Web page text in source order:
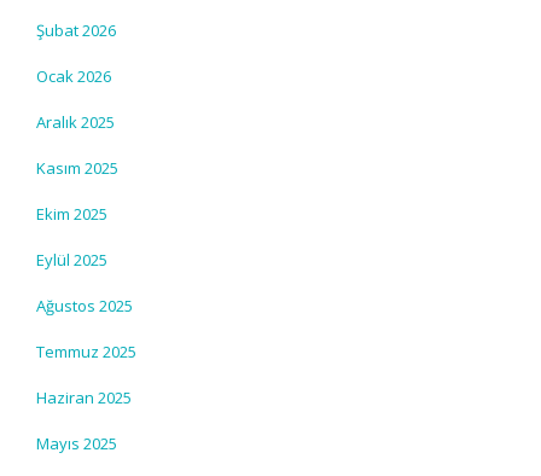
Şubat 2026
Ocak 2026
Aralık 2025
Kasım 2025
Ekim 2025
Eylül 2025
Ağustos 2025
Temmuz 2025
Haziran 2025
Mayıs 2025